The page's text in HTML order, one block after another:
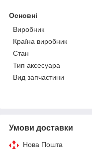
Основні
Виробник
Країна виробник
Стан
Тип аксесуара
Вид запчастини
Умови доставки
Нова Пошта